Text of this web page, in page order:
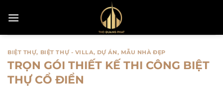
qua
BIỆT THỰ, BIỆT THỰ - VILLA, DỰ ÁN, MẪU NHÀ ĐẸP
TRỌN GÓI THIẾT KẾ THI CÔNG BIỆT
THỰ CỔ ĐIỂN